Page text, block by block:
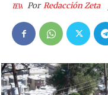
Por Redacción Zeta